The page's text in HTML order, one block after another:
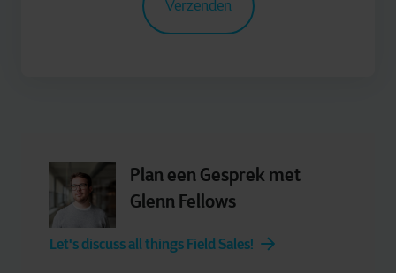
Plan een Gesprek met
Glenn Fellows
Let's discuss all things Field Sales!